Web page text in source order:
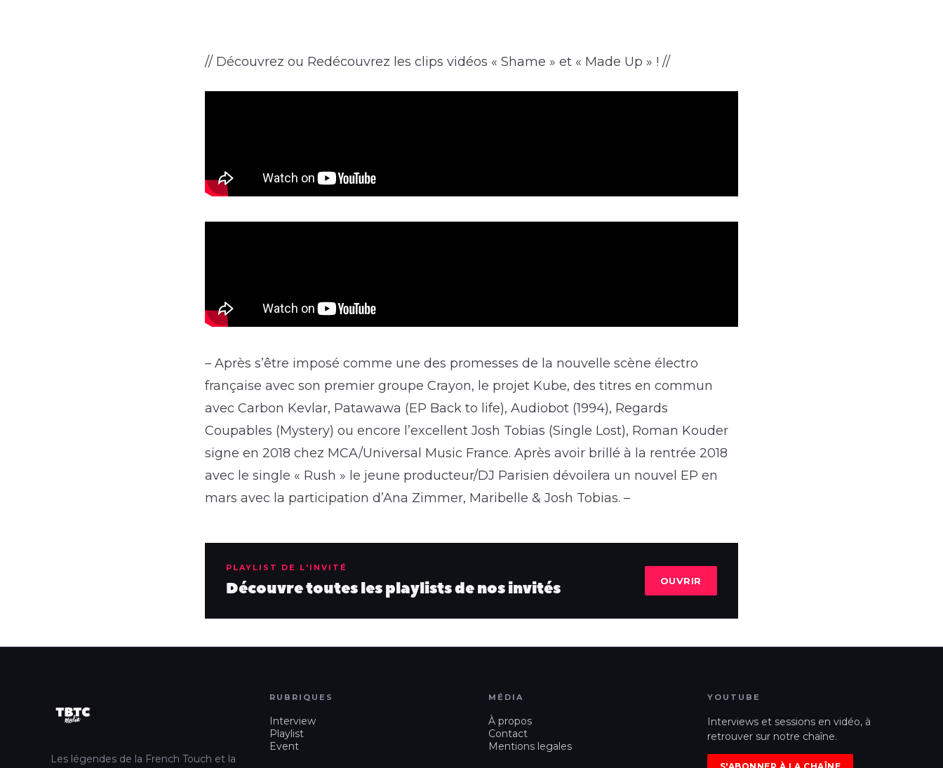
// Découvrez ou Redécouvrez les clips vidéos « Shame » et « Made Up » ! //
– Après s’être imposé comme une des promesses de la nouvelle scène électro
française avec son premier groupe Crayon, le projet Kube, des titres en commun
avec Carbon Kevlar, Patawawa (EP Back to life), Audiobot (1994), Regards
Coupables (Mystery) ou encore l’excellent Josh Tobias (Single Lost), Roman Kouder
signe en 2018 chez MCA/Universal Music France. Après avoir brillé à la rentrée 2018
avec le single « Rush » le jeune producteur/DJ Parisien dévoilera un nouvel EP en
mars avec la participation d’Ana Zimmer, Maribelle & Josh Tobias. –
PLAYLIST DE L'INVITÉ
Découvre toutes les playlists de nos invités OUVRIR
Les légendes de la French Touch et la
RUBRIQUES
Interview
Playlist
Event
MÉDIA
À propos
Contact
Mentions legales
YOUTUBE
Interviews et sessions en vidéo, à
retrouver sur notre chaîne.